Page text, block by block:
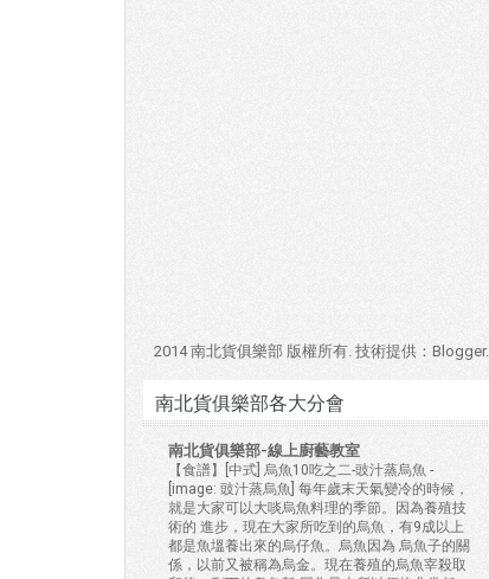
2014 南北貨俱樂部 版權所有. 技術提供： Blogger.
南北貨俱樂部各大分會
南北貨俱樂部-線上廚藝教室
【食譜】[中式] 烏魚10吃之二-豉汁蒸烏魚 -
[image: 豉汁蒸烏魚] 每年歲末天氣變冷的時候，
就是大家可以大啖烏魚料理的季節。因為養殖技
術的 進步，現在大家所吃到的烏魚，有9成以上
都是魚塭養出來的烏仔魚。烏魚因為 烏魚子的關
係，以前又被稱為烏金。現在養殖的烏魚宰殺取